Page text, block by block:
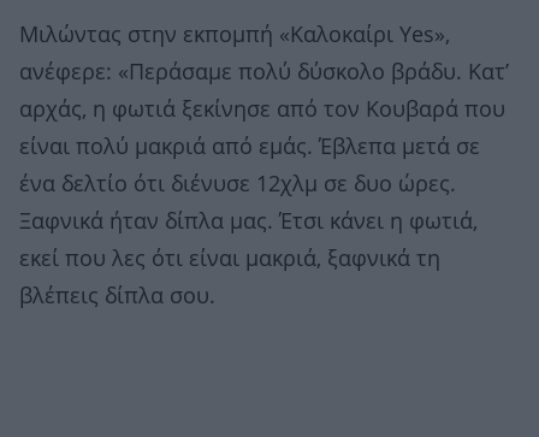
Μιλώντας στην εκπομπή «Καλοκαίρι Yes»,
ανέφερε: «Περάσαμε πολύ δύσκολο βράδυ. Κατ’
αρχάς, η φωτιά ξεκίνησε από τον Κουβαρά που
είναι πολύ μακριά από εμάς. Έβλεπα μετά σε
ένα δελτίο ότι διένυσε 12χλμ σε δυο ώρες.
Ξαφνικά ήταν δίπλα μας. Έτσι κάνει η φωτιά,
εκεί που λες ότι είναι μακριά, ξαφνικά τη
βλέπεις δίπλα σου.